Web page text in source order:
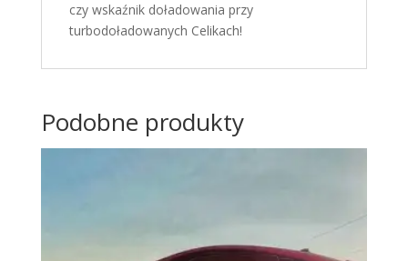
czy wskaźnik doładowania przy
turbodoładowanych Celikach!
Podobne produkty